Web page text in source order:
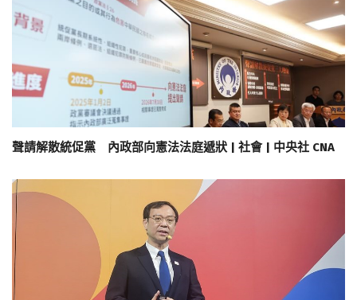
聲請解散統促黨 內政部向憲法法庭遞狀 | 社會 | 中央社 CNA